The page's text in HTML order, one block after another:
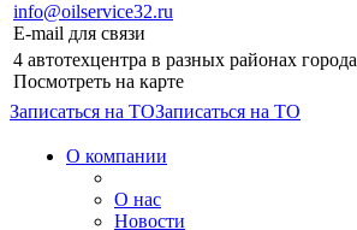
info@oilservice32.ru
E-mail для связи
4 автотехцентра в разных районах города
Посмотреть на карте
Записаться на ТОЗаписаться на ТО
О компании
О нас
Новости